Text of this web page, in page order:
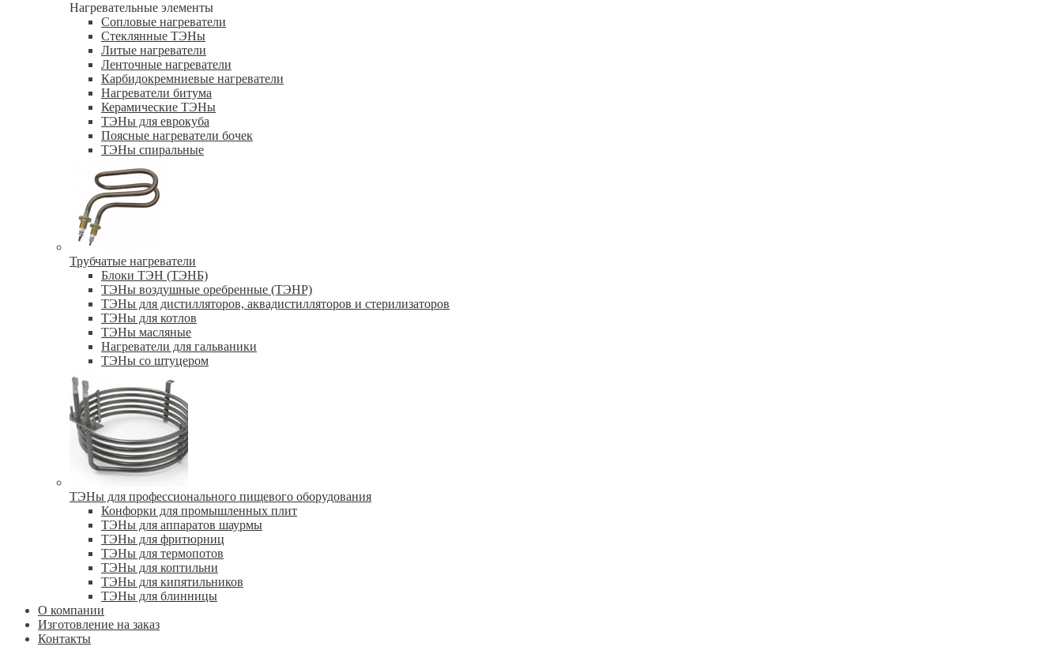
Нагревательные элементы
Сопловые нагреватели
Стеклянные ТЭНы
Литые нагреватели
Ленточные нагреватели
Карбидокремниевые нагреватели
Нагреватели битума
Керамические ТЭНы
ТЭНы для еврокуба
Поясные нагреватели бочек
ТЭНы спиральные
Трубчатые нагреватели
Блоки ТЭН (ТЭНБ)
ТЭНы воздушные оребренные (ТЭНР)
ТЭНы для дистилляторов, аквадистилляторов и стерилизаторов
ТЭНы для котлов
ТЭНы масляные
Нагреватели для гальваники
ТЭНы со штуцером
ТЭНы для профессионального пищевого оборудования
Конфорки для промышленных плит
ТЭНы для аппаратов шаурмы
ТЭНы для фритюрниц
ТЭНы для термопотов
ТЭНы для коптильни
ТЭНы для кипятильников
ТЭНы для блинницы
О компании
Изготовление на заказ
Контакты